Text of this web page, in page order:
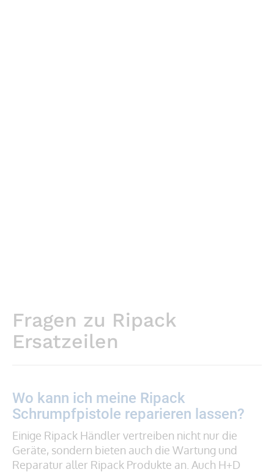
Fragen zu Ripack
Ersatzeilen
Wo kann ich meine Ripack
Schrumpfpistole reparieren lassen?
Einige Ripack Händler vertreiben nicht nur die
Geräte, sondern bieten auch die Wartung und
Reparatur aller Ripack Produkte an. Auch H+D